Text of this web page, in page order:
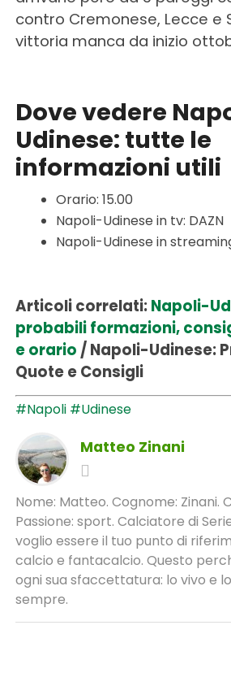
contro Cremonese, Lecce e
vittoria manca da inizio
Dove vedere
Udinese: tutte le
informazioni utili
Orario: 15.00
Napoli-Udinese in tv: DAZN
Napoli-Udinese in
Articoli correlati: Napoli-
probabili formazioni,
e orario / Napoli-Udinese:
Quote e Consigli
#Napoli #Udinese
Matteo Zinani
Nome: Matteo. Cognome: Zinani.
Passione: sport. Calciatore di
voglio essere il tuo punto di
calcio e fantacalcio. Questo
ogni sua sfaccettatura: lo vivo e
sempre.